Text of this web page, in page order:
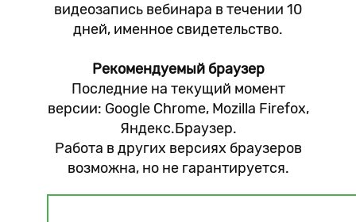
видеозапись вебинара в течении 10
дней, именное свидетельство.
Рекомендуемый браузер
Последние на текущий момент
версии: Google Chrome, Mozilla Firefox,
Яндекс.Браузер.
Работа в других версиях браузеров
возможна, но не гарантируется.